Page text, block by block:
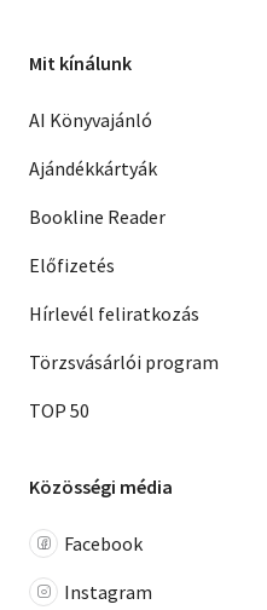
Mit kínálunk
AI Könyvajánló
Ajándékkártyák
Bookline Reader
Előfizetés
Hírlevél feliratkozás
Törzsvásárlói program
TOP 50
Közösségi média
Facebook
Instagram